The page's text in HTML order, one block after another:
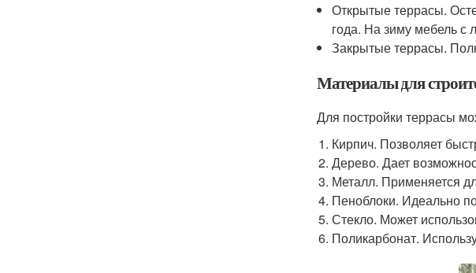
Открытые террасы.
года. На зиму мебель с
Закрытые террасы.
Материалы для
Для постройки террасы
Кирпич. Позволяет
Дерево. Дает
Металл. Применяется
Пеноблоки. Идеально
Стекло. Может
Поликарбонат.